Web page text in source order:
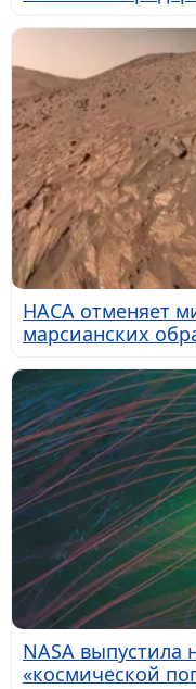
НАСА отменяет
марсианских
NASA выпустила
«космической